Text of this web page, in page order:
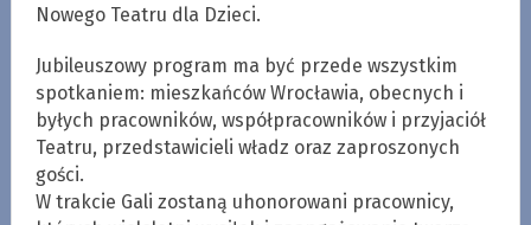
Nowego Teatru dla Dzieci.
Jubileuszowy program ma być przede wszystkim
spotkaniem: mieszkańców Wrocławia, obecnych i
byłych pracowników, współpracowników i przyjaciół
Teatru, przedstawicieli władz oraz zaproszonych
gości.
W trakcie Gali zostaną uhonorowani pracownicy,